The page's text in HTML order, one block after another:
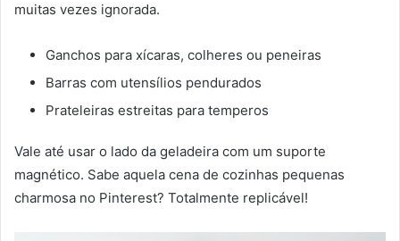
muitas vezes ignorada.
Ganchos para xícaras, colheres ou peneiras
Barras com utensílios pendurados
Prateleiras estreitas para temperos
Vale até usar o lado da geladeira com um suporte
magnético. Sabe aquela cena de cozinhas pequenas
charmosa no Pinterest? Totalmente replicável!